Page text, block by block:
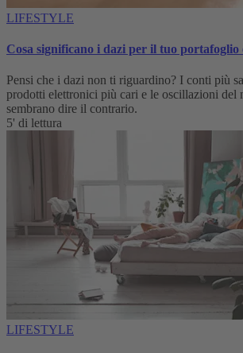
LIFESTYLE
Cosa significano i dazi per il tuo
Pensi che i dazi non ti riguardino? I conti più
prodotti elettronici più cari e le oscillazioni del
sembrano dire il contrario.
5' di lettura
LIFESTYLE